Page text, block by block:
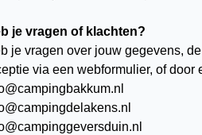
je vragen of klachten?
je vragen over jouw gegevens,
via een webformulier, of door